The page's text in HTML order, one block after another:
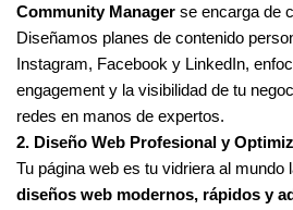
Community Manager se encarga de
Diseñamos planes de contenido
Instagram, Facebook y LinkedIn,
engagement y la visibilidad de tu
redes en manos de expertos.
2. Diseño Web Profesional y
Tu página web es tu vidriera al mundo
diseños web modernos, rápidos y